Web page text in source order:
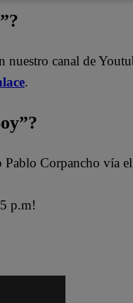
nuestro canal de
.
Pablo Corpancho vía el
p.m!